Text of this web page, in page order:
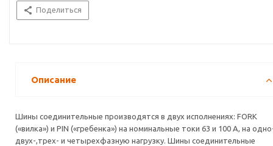
Поделиться
Описание
Шины соединительные производятся в двух исполнениях: FORK
(«вилка») и PIN («гребенка») на номинальные токи 63 и 100 А, на
двух-,трех- и четырехфазную нагрузку. Шины соединительные